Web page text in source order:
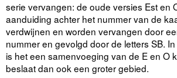
serie vervangen: de oude versies Est en
aanduiding achter het nummer van de
verdwijnen en worden vervangen door
nummer en gevolgd door de letters SB.
is het een samenvoeging van de E en O
beslaat dan ook een groter gebied.